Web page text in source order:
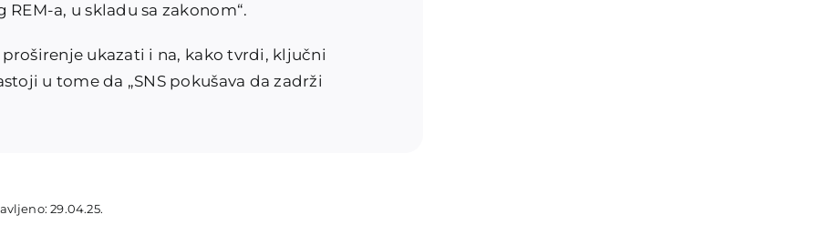
a, u skladu sa zakonom“.
ukazati i na, kako tvrdi, ključni
u tome da „SNS pokušava da zadrži
29.04.25.